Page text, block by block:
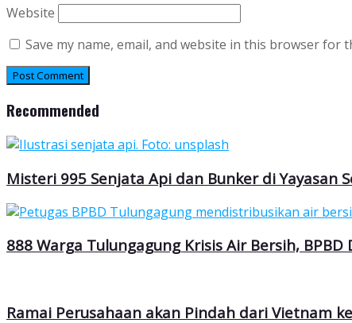
Website
Save my name, email, and website in this browser for
Recommended
Misteri 995 Senjata Api dan Bunker di Yayasan
888 Warga Tulungagung Krisis Air Bersih,
Ramai Perusahaan akan Pindah dari Vietnam